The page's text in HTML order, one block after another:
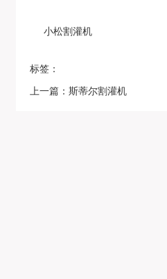
小松割灌机
标签：
上一篇：斯蒂尔割灌机